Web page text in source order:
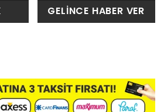
GELİNCE HABER VER